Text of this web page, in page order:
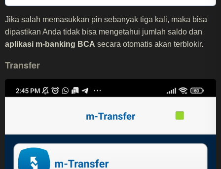
Jika salah memasukkan pin sebanyak tiga kali, maka bisa
dipastikan Anda tidak bisa mengetahui jumlah saldo dan
aplikasi m-banking BCA secara otomatis akan terblokir.
Transfer